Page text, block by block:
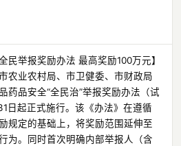
民举报奖励办法 最高奖励100万元】
农业农村局、市卫健委、市财政局
药品安全“全民治”举报奖励办法（试
日起正式施行。该《办法》在遵循
规定的基础上，将奖励范围延伸至
为。同时首次明确内部举报人（含